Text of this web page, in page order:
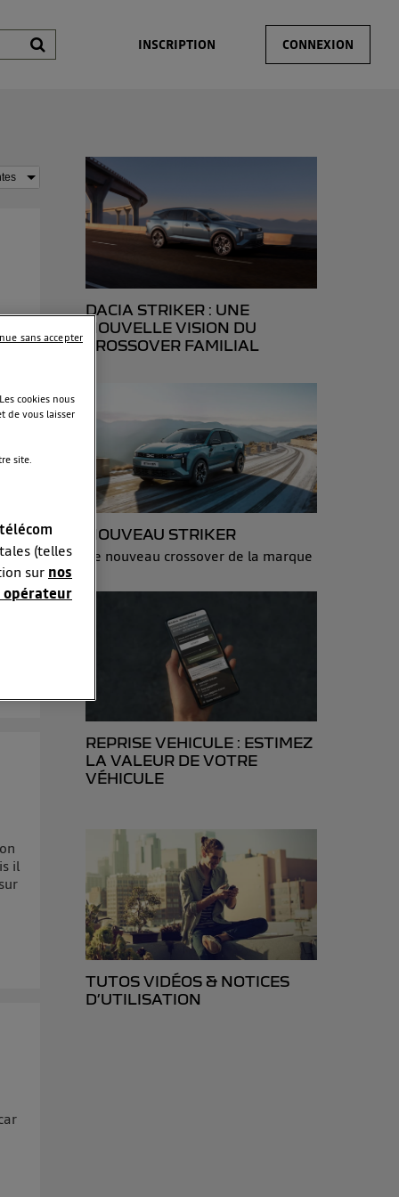
INSCRIPTION CONNEXION
il
DACIA STRIKER : UNE
NOUVELLE VISION DU
CROSSOVER FAMILIAL
NOUVEAU STRIKER
Le nouveau crossover de la marque
REPRISE VEHICULE : ESTIMEZ
LA VALEUR DE VOTRE
VÉHICULE
TUTOS VIDÉOS & NOTICES
D’UTILISATION
cookies nous
de vous laisser
site.
(telles
sur nos
opérateur
sans accepter